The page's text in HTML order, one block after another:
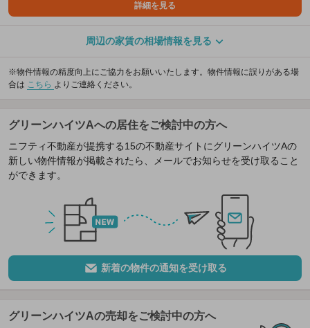
詳細を見る
周辺の家賃の相場情報を見る
※物件情報の精度向上にご協力をお願いいたします。物件情報に誤りがある場
合は こちら よりご連絡ください。
グリーンハイツAへの居住をご検討中の方へ
ニフティ不動産が提携する15の不動産サイトにグリーンハイツAの
新しい物件情報が掲載されたら、メールでお知らせを受け取ること
ができます。
新着の物件の通知を受け取る
グリーンハイツAの売却をご検討中の方へ